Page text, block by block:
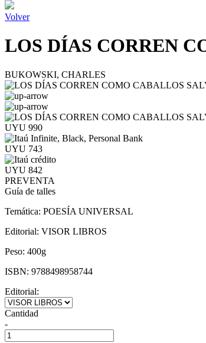
Volver
LOS DÍAS CORREN
BUKOWSKI, CHARLES
UYU 990
UYU 743
UYU 842
PREVENTA
Guía de talles
Temática: POESÍA UNIVERSAL
Editorial: VISOR LIBROS
Peso: 400g
ISBN: 9788498958744
Editorial:
Cantidad
-